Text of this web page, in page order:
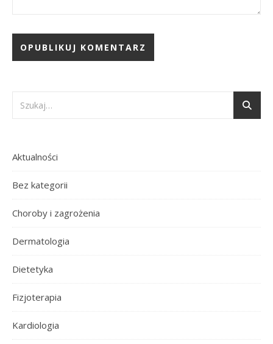
Aktualności
Bez kategorii
Choroby i zagrożenia
Dermatologia
Dietetyka
Fizjoterapia
Kardiologia